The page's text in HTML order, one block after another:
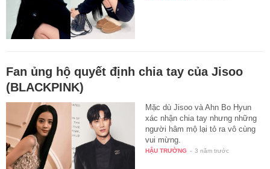
Fan ủng hộ quyết định chia tay của Jisoo
(BLACKPINK)
Mặc dù Jisoo và Ahn Bo Hyun
xác nhận chia tay nhưng những
người hâm mộ lại tỏ ra vô cùng
vui mừng.
HẬU TRƯỜNG - 3 năm trước